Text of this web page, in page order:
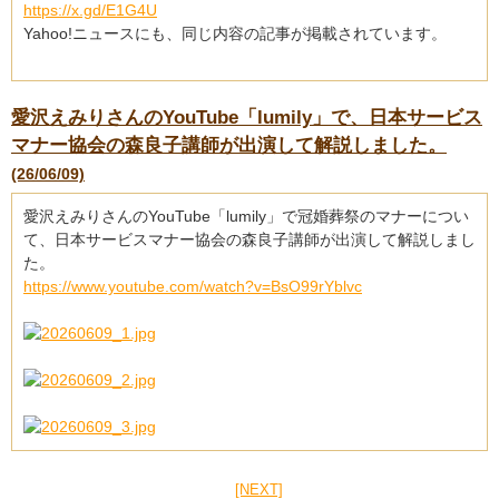
https://x.gd/E1G4U
Yahoo!ニュースにも、同じ内容の記事が掲載されています。
愛沢えみりさんのYouTube「lumily」で、日本サービス
マナー協会の森良子講師が出演して解説しました。
(26/06/09)
愛沢えみりさんのYouTube「lumily」で冠婚葬祭のマナーについ
て、日本サービスマナー協会の森良子講師が出演して解説しまし
た。
https://www.youtube.com/watch?v=BsO99rYblvc
[NEXT]